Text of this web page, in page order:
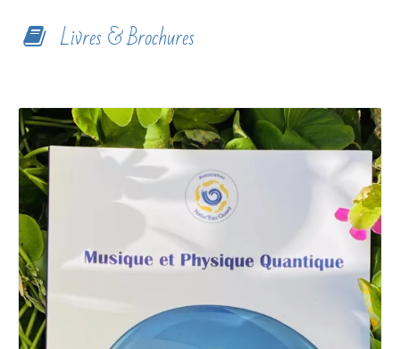
Livres & Brochures